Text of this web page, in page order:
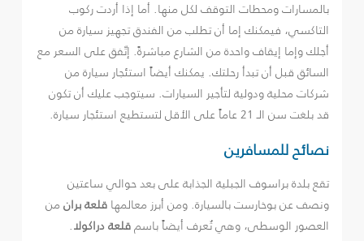
بالمسارات ومحطات التوقف لكل منها. أما إذا أردت ركوب
التاكسي، فيمكنك إما أن تطلب من الفندق تجهيز سيارة من
أجلك وإما إيقاف واحدة من الشارع مباشرةً. إتّفق على السعر مع
السائق قبل أن تبدأ رحلتك. يمكنك أيضاً استئجار سيارة من
شركات محلية ودولية لتأجير السيارات. سيتوجب عليك أن تكون
قد بلغت سن الـ 21 عاماً على الأقل لتستطيع استئجار سيارة.
نصائح للمسافرين
تقع بلدة براسوف الجبلية الجذابة على بعد حوالي ساعتين
ونصف عن بوخارست بالسيارة. ومن أبرز معالمها قلعة برانمن
العصور الوسطى، وهي تُعرف أيضاً باسمقلعة دراكولا.